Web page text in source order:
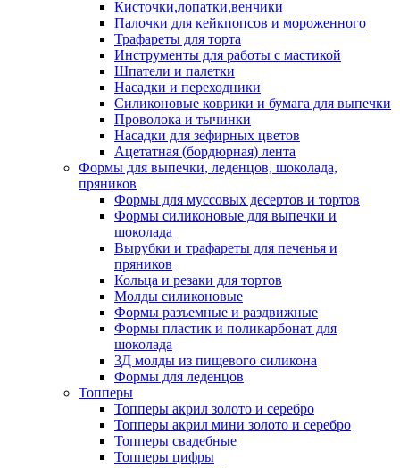
Кисточки,лопатки,венчики
Палочки для кейкпопсов и мороженного
Трафареты для торта
Инструменты для работы с мастикой
Шпатели и палетки
Насадки и переходники
Силиконовые коврики и бумага для выпечки
Проволока и тычинки
Насадки для зефирных цветов
Ацетатная (бордюрная) лента
Формы для выпечки, леденцов, шоколада,
пряников
Формы для муссовых десертов и тортов
Формы силиконовые для выпечки и
шоколада
Вырубки и трафареты для печенья и
пряников
Кольца и резаки для тортов
Молды силиконовые
Формы разъемные и раздвижные
Формы пластик и поликарбонат для
шоколада
3Д молды из пищевого силикона
Формы для леденцов
Топперы
Топперы акрил золото и серебро
Топперы акрил мини золото и серебро
Топперы свадебные
Топперы цифры